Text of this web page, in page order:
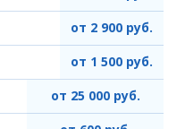
от 2 900 руб.
от 1 500 руб.
от 25 000 руб.